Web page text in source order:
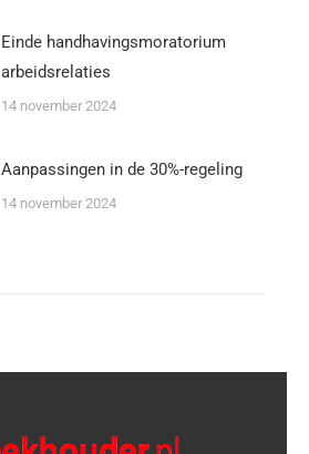
Einde handhavingsmoratorium
arbeidsrelaties
14 november 2024
Aanpassingen in de 30%-regeling
14 november 2024